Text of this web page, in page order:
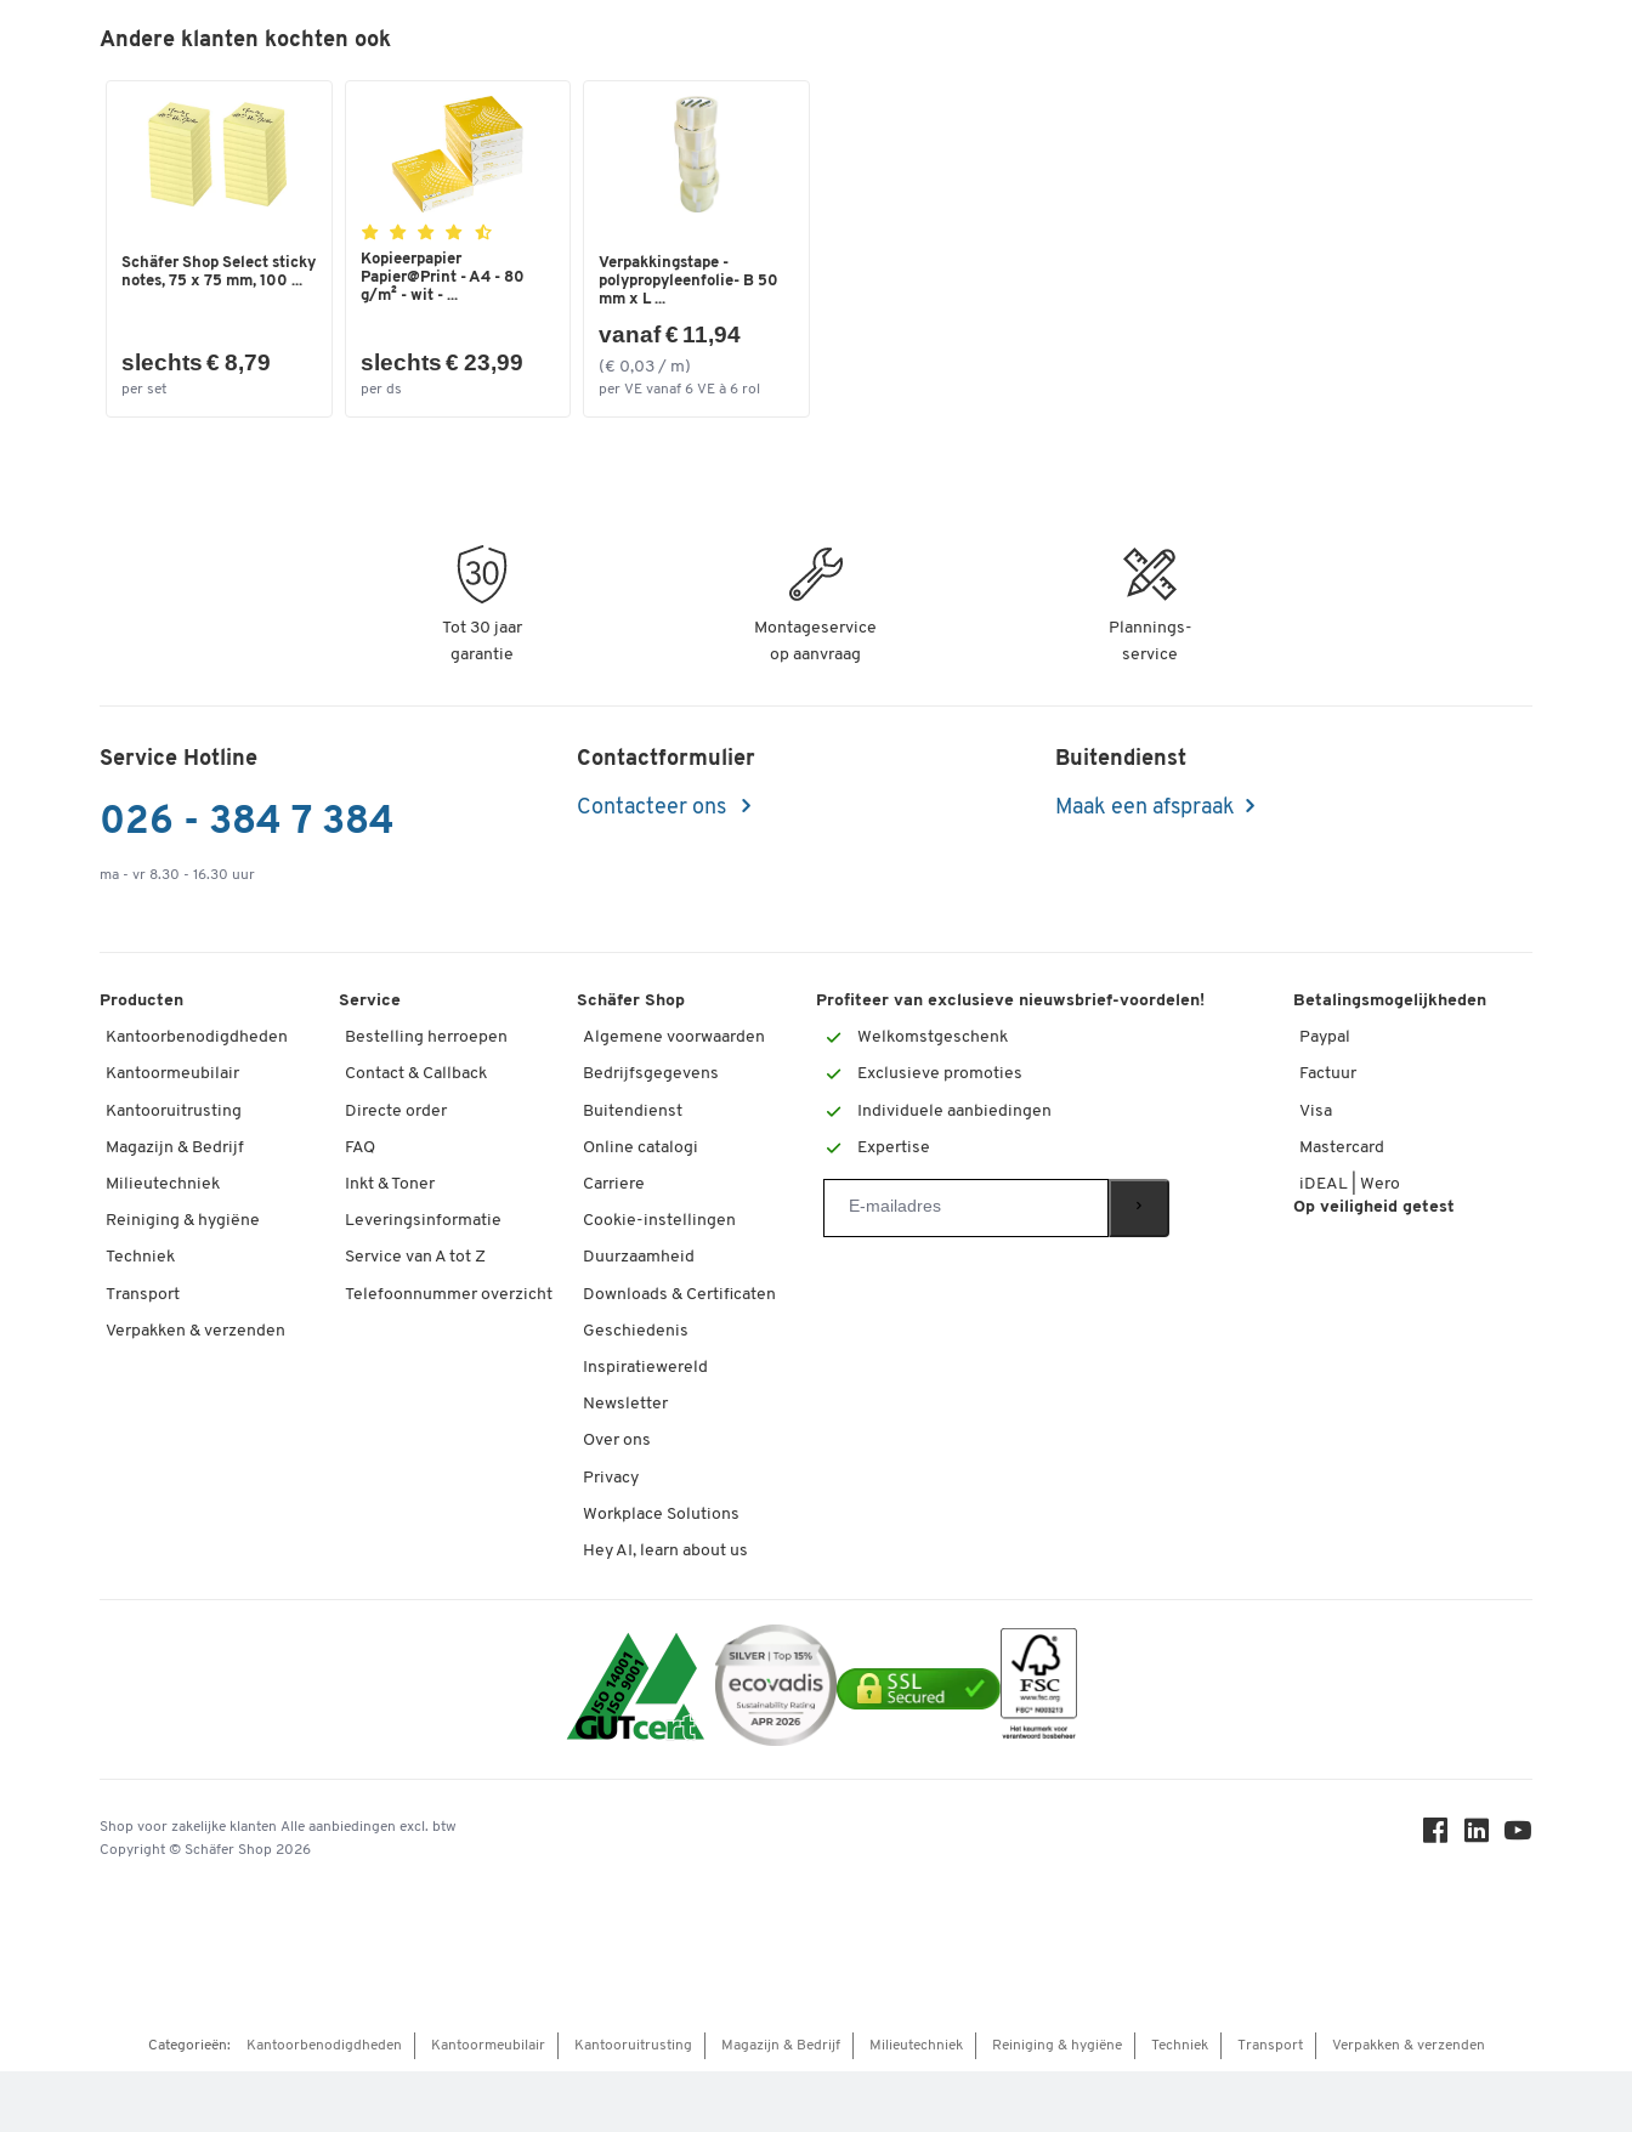
Andere klanten kochten ook
Schäfer Shop Select sticky
notes, 75 x 75 mm, 100 ...
slechts € 8,79
per set
Kopieerpapier
Papier@Print - A4 - 80
g/m² - wit - ...
slechts € 23,99
per ds
Verpakkingstape -
polypropyleenfolie- B 50
mm x L ...
vanaf € 11,94
(€ 0,03 / m)
per VE vanaf 6 VE à 6 rol
Tot 30 jaar
garantie
Montageservice
op aanvraag
Plannings-
service
Service Hotline
026 - 384 7 384
ma - vr 8.30 - 16.30 uur
Contactformulier
Contacteer ons
Buitendienst
Maak een afspraak
Producten
Kantoorbenodigdheden
Kantoormeubilair
Kantooruitrusting
Magazijn & Bedrijf
Milieutechniek
Reiniging & hygiëne
Techniek
Transport
Verpakken & verzenden
Service
Bestelling herroepen
Contact & Callback
Directe order
FAQ
Inkt & Toner
Leveringsinformatie
Service van A tot Z
Telefoonnummer overzicht
Schäfer Shop
Algemene voorwaarden
Bedrijfsgegevens
Buitendienst
Online catalogi
Carriere
Cookie-instellingen
Duurzaamheid
Downloads & Certificaten
Geschiedenis
Inspiratiewereld
Newsletter
Over ons
Privacy
Workplace Solutions
Hey AI, learn about us
Profiteer van exclusieve nieuwsbrief-voordelen!
Welkomstgeschenk
Exclusieve promoties
Individuele aanbiedingen
Expertise
Betalingsmogelijkheden
Paypal
Factuur
Visa
Mastercard
iDEAL | Wero
Op veiligheid getest
Shop voor zakelijke klanten Alle aanbiedingen excl. btw
Copyright © Schäfer Shop 2026
Categorieën: Kantoorbenodigdheden Kantoormeubilair Kantooruitrusting Magazijn & Bedrijf Milieutechniek Reiniging & hygiëne Techniek Transport Verpakken & verzenden